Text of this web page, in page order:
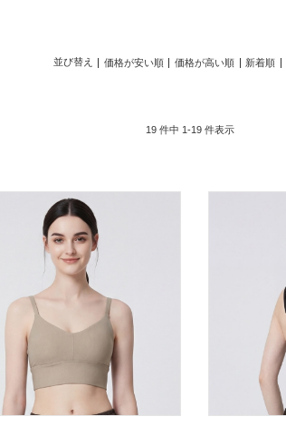
並び替え 価格が安い順 価格が高い順 新着順
19 件中 1-19 件表示